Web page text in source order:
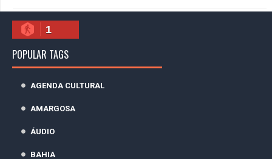
1
POPULAR TAGS
AGENDA CULTURAL
AMARGOSA
ÁUDIO
BAHIA